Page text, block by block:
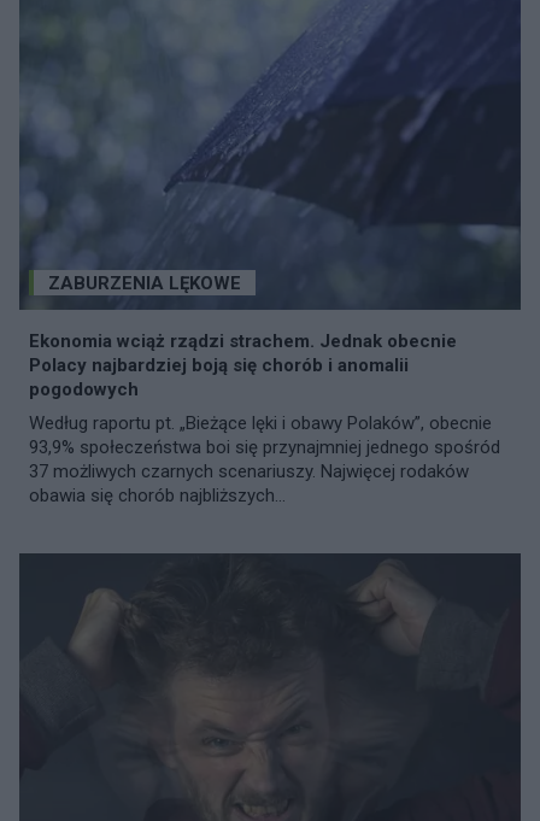
ZABURZENIA LĘKOWE
Ekonomia wciąż rządzi strachem. Jednak obecnie
Polacy najbardziej boją się chorób i anomalii
pogodowych
Według raportu pt. „Bieżące lęki i obawy Polaków”, obecnie
93,9% społeczeństwa boi się przynajmniej jednego spośród
37 możliwych czarnych scenariuszy. Najwięcej rodaków
obawia się chorób najbliższych...